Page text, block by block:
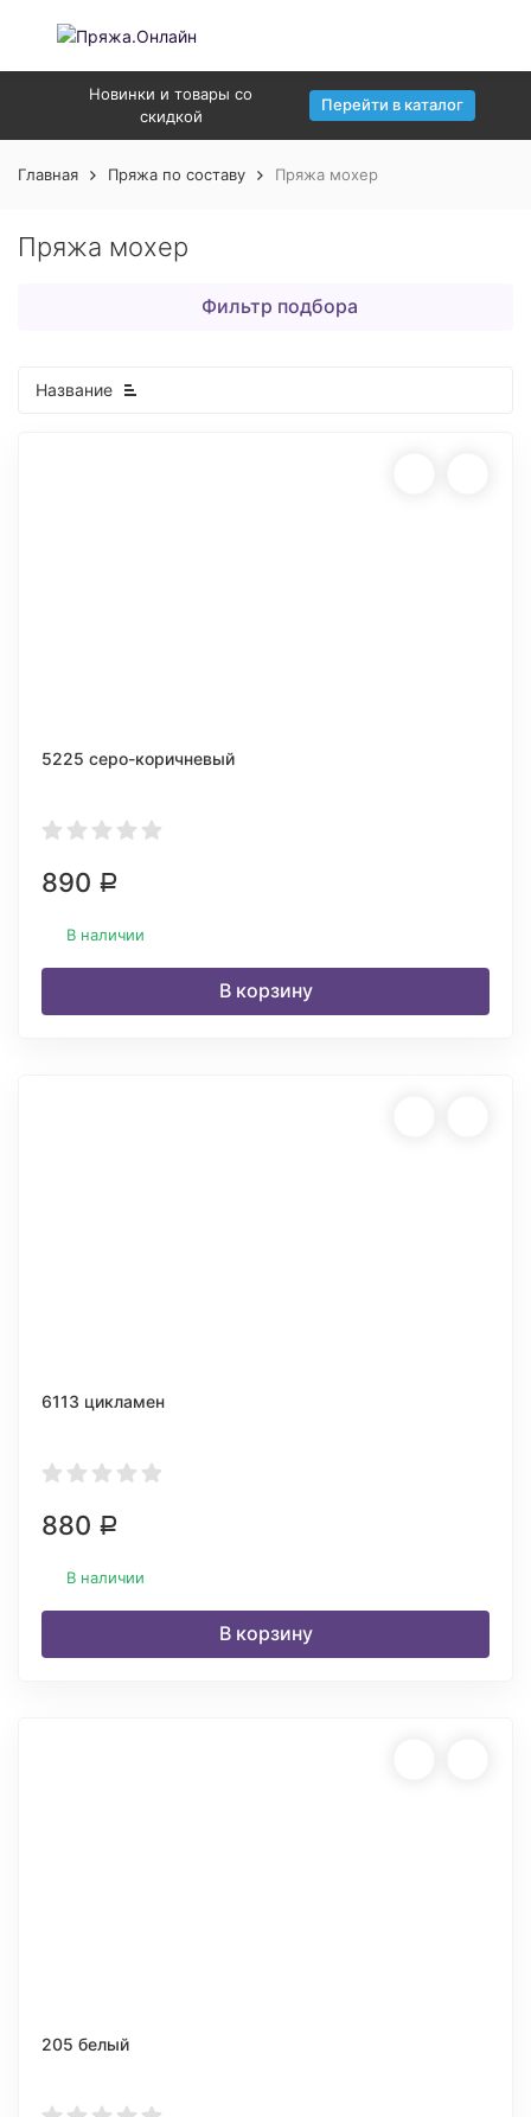
Новинки и товары со
скидкой
Перейти в каталог
Главная Пряжа по составу Пряжа мохер
Пряжа мохер
Фильтр подбора
Название
5225 серо-коричневый
890 Р
В наличии
В корзину
6113 цикламен
880 Р
В наличии
В корзину
205 белый